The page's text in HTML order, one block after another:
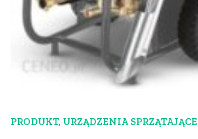
PRODUKT, URZĄDZENIA SPRZĄTAJĄCE